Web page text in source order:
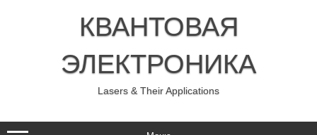
КВАНТОВАЯ
ЭЛЕКТРОНИКА
Lasers & Their Applications